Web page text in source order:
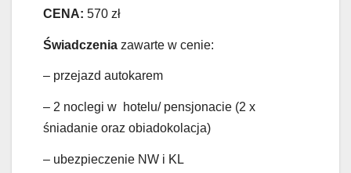
CENA: 570 zł
Świadczenia zawarte w cenie:
– przejazd autokarem
– 2 noclegi w hotelu/ pensjonacie (2 x
śniadanie oraz obiadokolacja)
– ubezpieczenie NW i KL